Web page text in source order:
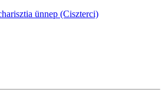
ünnep (Ciszterci)